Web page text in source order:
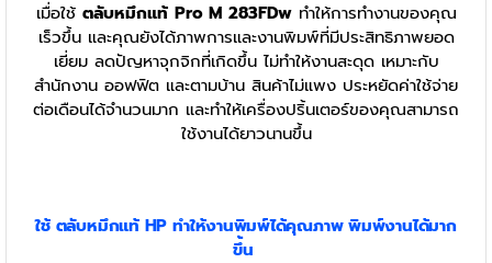
เมื่อใช้ ตลับหมึกแท้ Pro M 283FDwทำให้การทำงานของคุณ
เร็วขึ้น และคุณยังได้ภาพการและงานพิมพ์ที่มีประสิทธิภาพยอด
เยี่ยม ลดปัญหาจุกจิกที่เกิดขึ้น ไม่ทำให้งานสะดุด เหมาะกับ
สำนักงาน ออฟฟิต และตามบ้าน สินค้าไม่แพง ประหยัดค่าใช้จ่าย
ต่อเดือนได้จำนวนมาก และทำให้เครื่องปริ้นเตอร์ของคุณสามารถ
ใช้งานได้ยาวนานขึ้น
ใช้ ตลับหมึกแท้ HP ทำให้งานพิมพ์ได้คุณภาพ พิมพ์งานได้มาก
ขึ้น